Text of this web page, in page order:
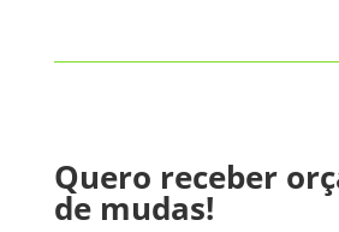
Quero receber
de mudas!